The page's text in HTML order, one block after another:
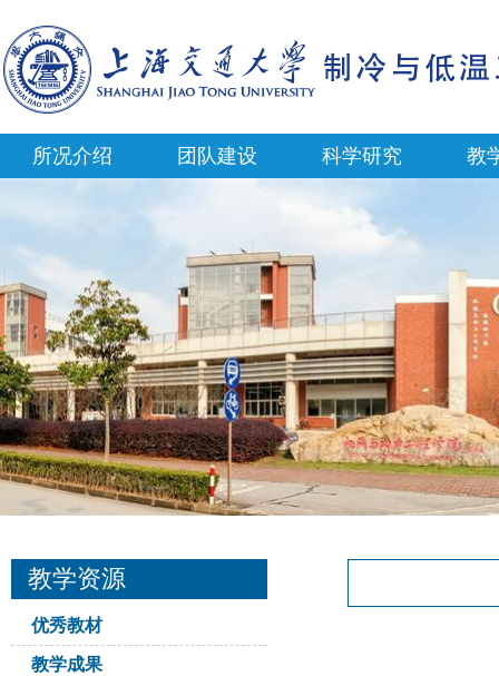
所况介绍 团队建设 科学研究 教
教学资源
优秀教材
教学成果